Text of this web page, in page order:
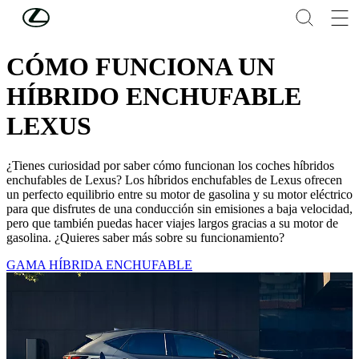
Skip to Main Content
HÍBRIDOS ENCHUFABLES LEXUS
CÓMO FUNCIONA UN
HÍBRIDO ENCHUFABLE
LEXUS
¿Tienes curiosidad por saber cómo funcionan los coches híbridos
enchufables de Lexus? Los híbridos enchufables de Lexus ofrecen
un perfecto equilibrio entre su motor de gasolina y su motor eléctrico
para que disfrutes de una conducción sin emisiones a baja velocidad,
pero que también puedas hacer viajes largos gracias a su motor de
gasolina. ¿Quieres saber más sobre su funcionamiento?
GAMA HÍBRIDA ENCHUFABLE